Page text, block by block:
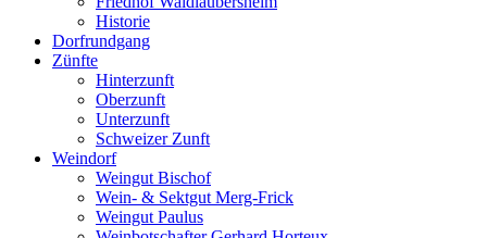
Historie
Dorfrundgang
Zünfte
Hinterzunft
Oberzunft
Unterzunft
Schweizer Zunft
Weindorf
Weingut Bischof
Wein- & Sektgut Merg-Frick
Weingut Paulus